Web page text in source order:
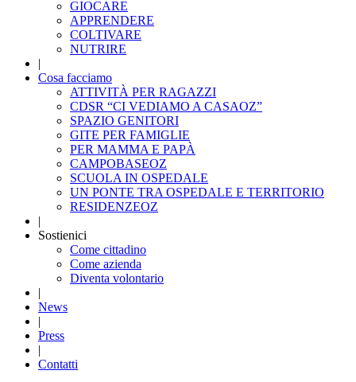
GIOCARE
APPRENDERE
COLTIVARE
NUTRIRE
|
Cosa facciamo
ATTIVITÀ PER RAGAZZI
CDSR “CI VEDIAMO A CASAOZ”
SPAZIO GENITORI
GITE PER FAMIGLIE
PER MAMMA E PAPÀ
CAMPOBASEOZ
SCUOLA IN OSPEDALE
UN PONTE TRA OSPEDALE E TERRITORIO
RESIDENZEOZ
|
Sostienici
Come cittadino
Come azienda
Diventa volontario
|
News
|
Press
|
Contatti